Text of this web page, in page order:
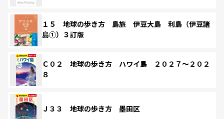
１５ 地球の歩き方 島旅 伊豆大島 利島（伊豆諸
島①）３訂版
Ｃ０２ 地球の歩き方 ハワイ島 ２０２７～２０２
８
Ｊ３３ 地球の歩き方 墨田区